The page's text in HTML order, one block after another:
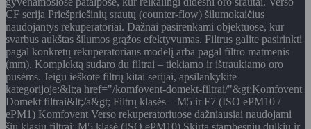
CF serija Priešpriešinių srautų (counter-flow) šilumokaičius
naudojantys rekuperatoriai. Dažnai pasirenkami objektuose, kur
svarbus aukštas šilumos grąžos efektyvumas. Filtrus galite pasirinkti
pagal konkretų rekuperatoriaus modelį arba pagal filtro matmenis
(mm). Komplektą sudaro du filtrai – tiekiamo ir ištraukiamo oro
pusėms. Jeigu ieškote filtrų kitai serijai, apsilankykite
kategorijoje:&lt;a href="/komfovent-domekt-filtrai/"&gt;Komfovent
Domekt filtrai&lt;/a&gt; Filtrų klasės – M5 ir F7 (ISO ePM10 /
ePM1) Komfovent Verso rekuperatoriuose dažniausiai naudojami
šių klasių filtrai: M5 klasė (ISO ePM10) Skirta stambesnių dulkių ir